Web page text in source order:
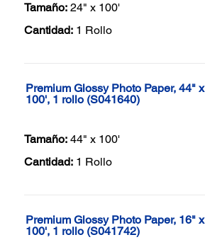
Tamaño: 24" x 100'
Cantidad: 1 Rollo
Premium Glossy Photo Paper, 44" x
100', 1 rollo (S041640)
Tamaño: 44" x 100'
Cantidad: 1 Rollo
Premium Glossy Photo Paper, 16" x
100', 1 rollo (S041742)